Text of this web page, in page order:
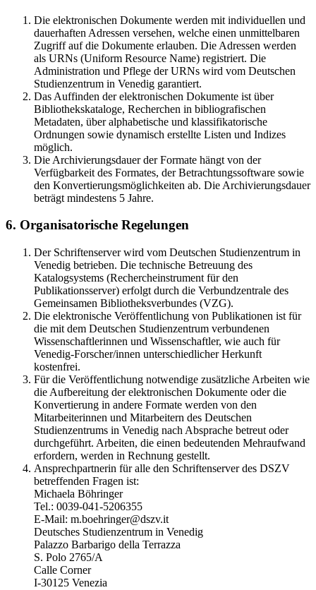
Die elektronischen Dokumente werden mit individuellen und
dauerhaften Adressen versehen, welche einen unmittelbaren
Zugriff auf die Dokumente erlauben. Die Adressen werden
als URNs (Uniform Resource Name) registriert. Die
Administration und Pflege der URNs wird vom Deutschen
Studienzentrum in Venedig garantiert.
Das Auffinden der elektronischen Dokumente ist über
Bibliothekskataloge, Recherchen in bibliografischen
Metadaten, über alphabetische und klassifikatorische
Ordnungen sowie dynamisch erstellte Listen und Indizes
möglich.
Die Archivierungsdauer der Formate hängt von der
Verfügbarkeit des Formates, der Betrachtungssoftware sowie
den Konvertierungsmöglichkeiten ab. Die Archivierungsdauer
beträgt mindestens 5 Jahre.
6. Organisatorische Regelungen
Der Schriftenserver wird vom Deutschen Studienzentrum in
Venedig betrieben. Die technische Betreuung des
Katalogsystems (Rechercheinstrument für den
Publikationsserver) erfolgt durch die Verbundzentrale des
Gemeinsamen Bibliotheksverbundes (VZG).
Die elektronische Veröffentlichung von Publikationen ist für
die mit dem Deutschen Studienzentrum verbundenen
Wissenschaftlerinnen und Wissenschaftler, wie auch für
Venedig-Forscher/innen unterschiedlicher Herkunft
kostenfrei.
Für die Veröffentlichung notwendige zusätzliche Arbeiten wie
die Aufbereitung der elektronischen Dokumente oder die
Konvertierung in andere Formate werden von den
Mitarbeiterinnen und Mitarbeitern des Deutschen
Studienzentrums in Venedig nach Absprache betreut oder
durchgeführt. Arbeiten, die einen bedeutenden Mehraufwand
erfordern, werden in Rechnung gestellt.
Ansprechpartnerin für alle den Schriftenserver des DSZV
betreffenden Fragen ist:
Michaela Böhringer
Tel.: 0039-041-5206355
E-Mail: m.boehringer@dszv.it
Deutsches Studienzentrum in Venedig
Palazzo Barbarigo della Terrazza
S. Polo 2765/A
Calle Corner
I-30125 Venezia